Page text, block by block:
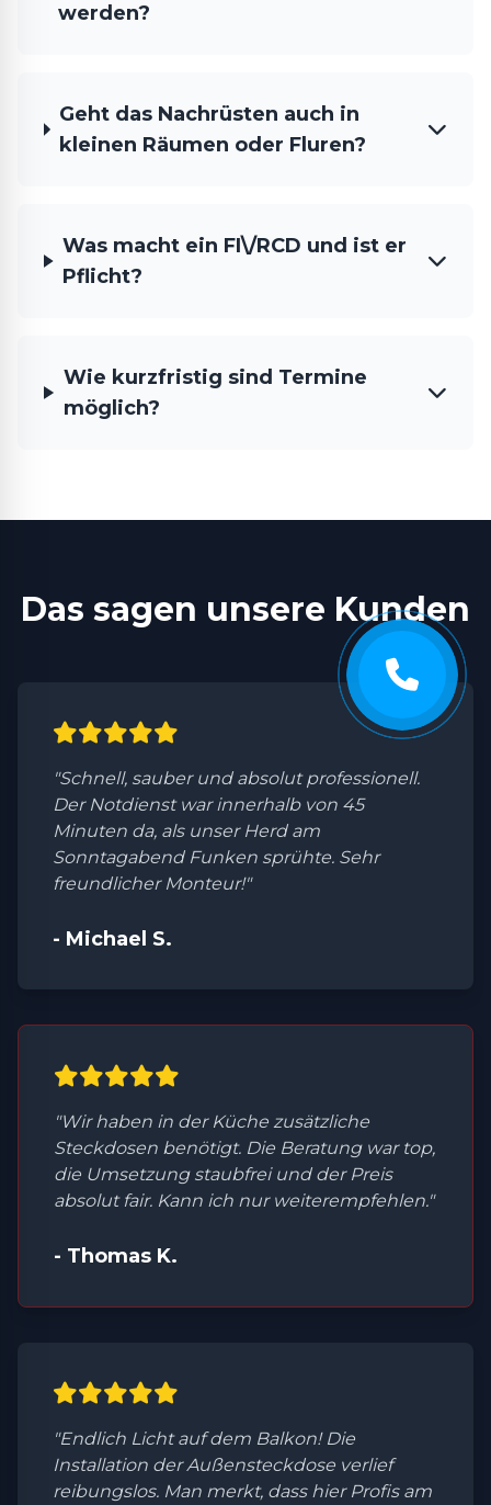
werden?
Geht das Nachrüsten auch in
kleinen Räumen oder Fluren?
Was macht ein FI\/RCD und ist er
Pflicht?
Wie kurzfristig sind Termine
möglich?
Das sagen unsere Kunden
"Schnell, sauber und absolut professionell.
Der Notdienst war innerhalb von 45
Minuten da, als unser Herd am
Sonntagabend Funken sprühte. Sehr
freundlicher Monteur!"
- Michael S.
"Wir haben in der Küche zusätzliche
Steckdosen benötigt. Die Beratung war top,
die Umsetzung staubfrei und der Preis
absolut fair. Kann ich nur weiterempfehlen."
- Thomas K.
"Endlich Licht auf dem Balkon! Die
Installation der Außensteckdose verlief
reibungslos. Man merkt, dass hier Profis am